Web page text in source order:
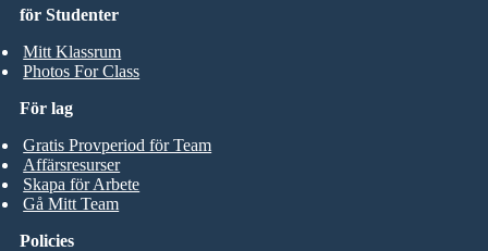
för Studenter
Mitt Klassrum
Photos For Class
För lag
Gratis Provperiod för Team
Affärsresurser
Skapa för Arbete
Gå Mitt Team
Policies